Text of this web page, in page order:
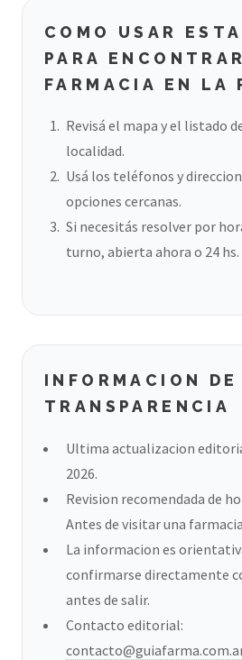
COMO USAR
PARA
FARMACIA EN LA
Revisá el mapa y el listado
localidad.
Usá los teléfonos y
opciones cercanas.
Si necesitás resolver por
turno, abierta ahora o 24 hs.
INFORMACION DE
TRANSPARENCIA
Ultima actualizacion
2026.
Revision recomendada de
Antes de visitar una
La informacion es
confirmarse directamente
antes de salir.
Contacto editorial: